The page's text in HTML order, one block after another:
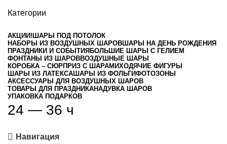
Категории
АКЦИИ! ШАРЫ ПОД ПОТОЛОК
НАБОРЫ ИЗ ВОЗДУШНЫХ ШАРОВШАРЫ НА ДЕНЬ РОЖДЕНИЯ
ПРАЗДНИКИ И СОБЫТИЯ БОЛЬШИЕ ШАРЫ С ГЕЛИЕМ
ФОНТАНЫ ИЗ ШАРОВВОЗДУШНЫЕ ШАРЫ
КОРОБКА – СЮРПРИЗ С ШАРАМИХОДЯЧИЕ ФИГУРЫ
ШАРЫ ИЗ ЛАТЕКСАШАРЫ ИЗ ФОЛЬГИФОТОЗОНЫ
АКСЕССУАРЫ ДЛЯ ВОЗДУШНЫХ ШАРОВ
ТОВАРЫ ДЛЯ ПРАЗДНИКАНАДУВКА ШАРОВ
УПАКОВКА ПОДАРКОВ
24 — 36 ч
Навигация